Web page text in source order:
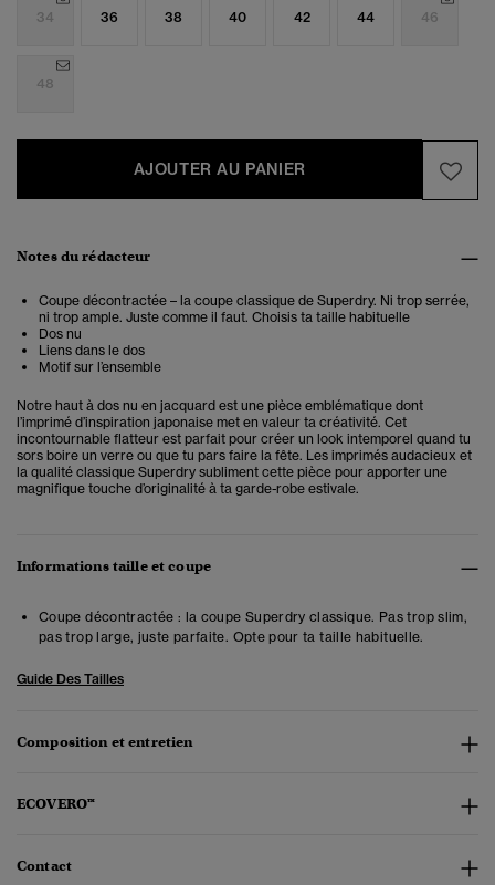
34 36 38 40 42 44 46
48
AJOUTER AU PANIER
Notes du rédacteur
Coupe décontractée – la coupe classique de Superdry. Ni trop serrée,
ni trop ample. Juste comme il faut. Choisis ta taille habituelle
Dos nu
Liens dans le dos
Motif sur l’ensemble
Notre haut à dos nu en jacquard est une pièce emblématique dont
l’imprimé d’inspiration japonaise met en valeur ta créativité. Cet
incontournable flatteur est parfait pour créer un look intemporel quand tu
sors boire un verre ou que tu pars faire la fête. Les imprimés audacieux et
la qualité classique Superdry subliment cette pièce pour apporter une
magnifique touche d’originalité à ta garde-robe estivale.
Informations taille et coupe
Coupe décontractée : la coupe Superdry classique. Pas trop slim,
pas trop large, juste parfaite. Opte pour ta taille habituelle.
Guide Des Tailles
Composition et entretien
ECOVERO™
Contact